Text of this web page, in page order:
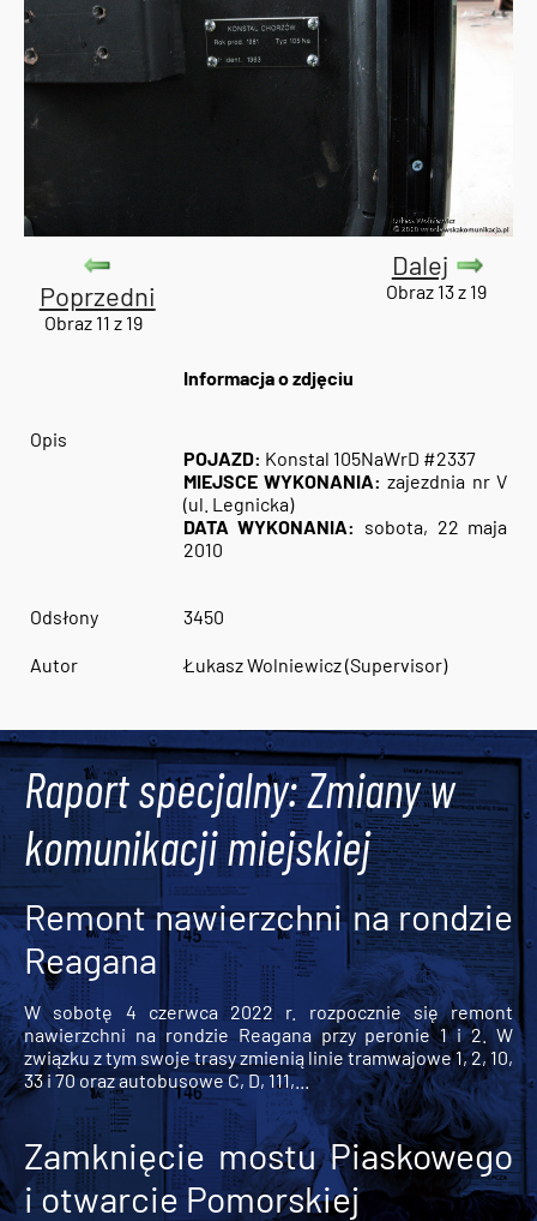
Poprzedni
Obraz 11 z 19
Dalej
Obraz 13 z 19
Informacja o zdjęciu
Opis
POJAZD: Konstal 105NaWrD #2337
MIEJSCE WYKONANIA: zajezdnia nr V
(ul. Legnicka)
DATA WYKONANIA: sobota, 22 maja
2010
Odsłony 3450
Autor Łukasz Wolniewicz (Supervisor)
Raport specjalny: Zmiany w
komunikacji miejskiej
Remont nawierzchni na rondzie
Reagana
W sobotę 4 czerwca 2022 r. rozpocznie się remont
nawierzchni na rondzie Reagana przy peronie 1 i 2. W
związku z tym swoje trasy zmienią linie tramwajowe 1, 2, 10,
33 i 70 oraz autobusowe C, D, 111,...
Zamknięcie mostu Piaskowego
i otwarcie Pomorskiej